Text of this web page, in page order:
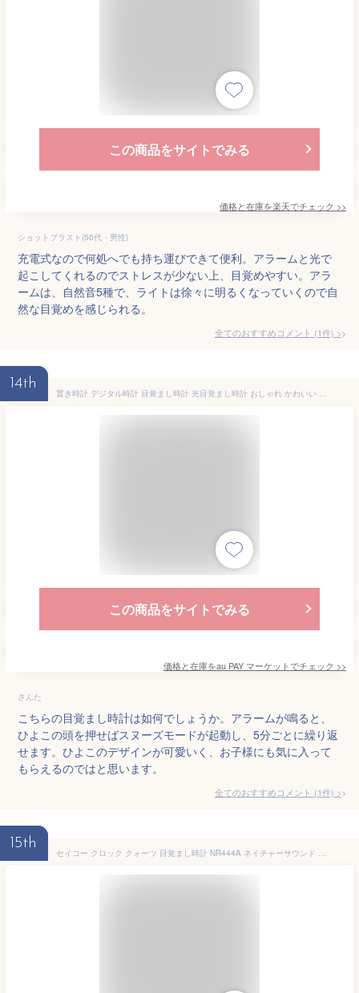
この商品をサイトでみる
価格と在庫を楽天でチェック >>
ショットブラスト(50代・男性)
充電式なので何処へでも持ち運びできて便利。アラームと光で
起こしてくれるのでストレスが少ない上、目覚めやすい。アラ
ームは、自然音5種で、ライトは徐々に明るくなっていくので自
然な目覚めを感じられる。
全てのおすすめコメント (1件) >
14th
置き時計 デジタル時計 目覚まし時計 光目覚まし時計 おしゃれ かわいい ナイトライト ベッドライト 北欧 アラーム 温度 カレンダー ひよ
この商品をサイトでみる
価格と在庫をau PAY マーケットでチェック >>
さんた
こちらの目覚まし時計は如何でしょうか。アラームが鳴ると、
ひよこの頭を押せばスヌーズモードが起動し、5分ごとに繰り返
せます。ひよこのデザインが可愛いく、お子様にも気に入って
もらえるのではと思います。
全てのおすすめコメント (1件) >
15th
セイコー クロック クォーツ 目覚まし時計 NR444A ネイチャーサウンド 鳥のさえずり ライト付き スヌーズ 茶色 アナログ 目覚し SEIKO CLOCK [贈り物 周年 創業 餞別 景品 竣工 父の日 母の日 定年 退職 入学 卒業 還暦 古希 長寿 結婚 引き出物 熨斗がけ 御礼 包装]